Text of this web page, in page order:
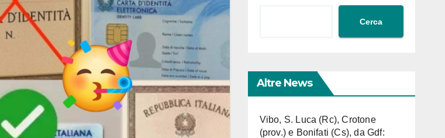
Cerca
Altre News
Vibo, S. Luca (Rc), Crotone
(prov.) e Bonifati (Cs), da Gdf: